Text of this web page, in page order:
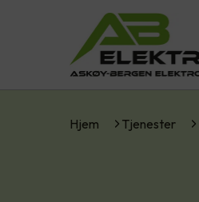
Hjem Tjenester